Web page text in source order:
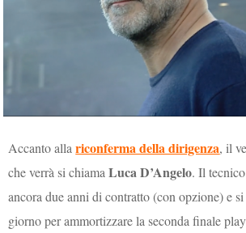
Accanto allariconferma della dirigenza, il
che verrà si chiama Luca D’Angelo. Il
ancora due anni di contratto (con opzione) e
giorno per ammortizzare la seconda finale